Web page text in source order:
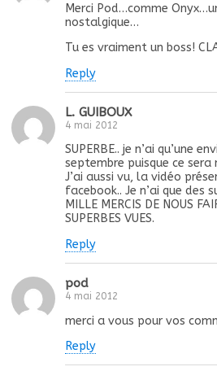
Merci Pod…comme
nostalgique…
Tu es vraiment un boss!
Reply
L. GUIBOUX
4 mai 2012
SUPERBE.. je n’ai qu’une
septembre puisque ce
J’ai aussi vu, la vidéo
facebook.. Je n’ai que des
MILLE MERCIS DE NOUS
SUPERBES VUES.
Reply
pod
4 mai 2012
merci a vous pour vos
Reply